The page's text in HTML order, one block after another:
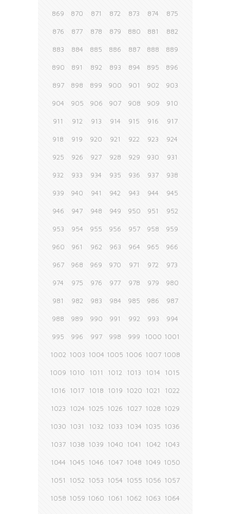
869 870 871 872 873 874 875
876 877 878 879 880 881 882
883 884 885 886 887 888 889
890 891 892 893 894 895 896
897 898 899 900 901 902 903
904 905 906 907 908 909 910
911 912 913 914 915 916 917
918 919 920 921 922 923 924
925 926 927 928 929 930 931
932 933 934 935 936 937 938
939 940 941 942 943 944 945
946 947 948 949 950 951 952
953 954 955 956 957 958 959
960 961 962 963 964 965 966
967 968 969 970 971 972 973
974 975 976 977 978 979 980
981 982 983 984 985 986 987
988 989 990 991 992 993 994
995 996 997 998 999 1000 1001
1002 1003 1004 1005 1006 1007 1008
1009 1010 1011 1012 1013 1014 1015
1016 1017 1018 1019 1020 1021 1022
1023 1024 1025 1026 1027 1028 1029
1030 1031 1032 1033 1034 1035 1036
1037 1038 1039 1040 1041 1042 1043
1044 1045 1046 1047 1048 1049 1050
1051 1052 1053 1054 1055 1056 1057
1058 1059 1060 1061 1062 1063 1064